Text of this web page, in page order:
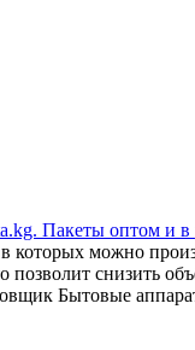
Пакеты оптом и в
можно
снизить
Бытовые